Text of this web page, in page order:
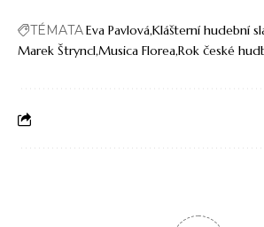
TÉMATAEva PavlováKlášterní hudební
Marek ŠtrynclMusica FloreaRok české